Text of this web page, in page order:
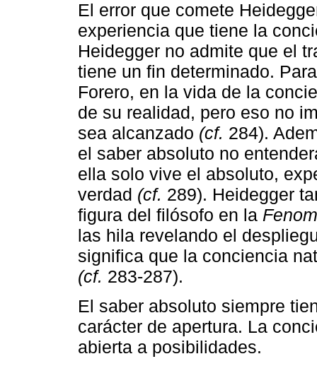
El error que comete
experiencia que tiene la
Heidegger no admite que el
tiene un fin determinado.
Forero, en la vida de la
de su realidad, pero eso no
sea alcanzado (cf. 284).
el saber absoluto no
ella solo vive el absoluto,
verdad (cf. 289). Heidegger
figura del filósofo en la
las hila revelando el
significa que la conciencia
(cf. 283-287).
El saber absoluto siempre
carácter de apertura. La
abierta a posibilidades.